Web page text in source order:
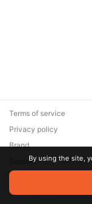
© 2026 Zaya
are the property of
Terms of service
Privacy policy
Brand
SupportBy using the site,